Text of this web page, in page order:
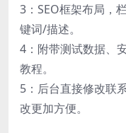
3：SEO框架布局，
键词/描述。
4：附带测试数据、
教程。
5：后台直接修改联
改更加方便。